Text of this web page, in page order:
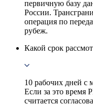
первичную базу
России.
операция по
рубеж.
Какой срок
10 рабочих дней с
Если за это время
считается